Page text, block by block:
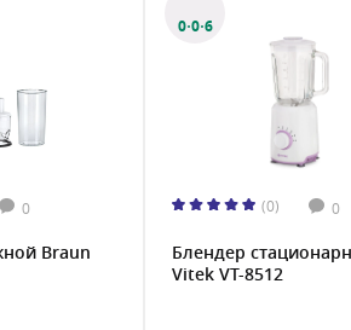
0
Braun
0·0·6
(0) 0
Блендер
Vitek VT-8512